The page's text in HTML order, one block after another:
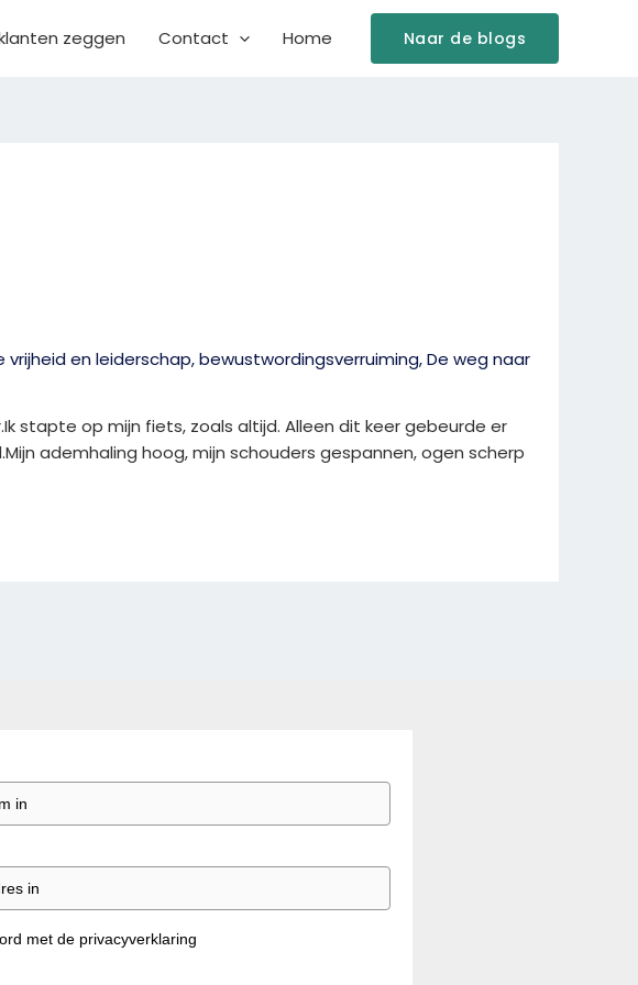
zeggen Contact Home Naar de blogs
vrijheid en leiderschap,bewustwordingsverruiming,De weg naar
stapte op mijn fiets, zoals altijd. Alleen dit keer gebeurde er
ademhaling hoog, mijn schouders gespannen, ogen scherp
met de privacyverklaring